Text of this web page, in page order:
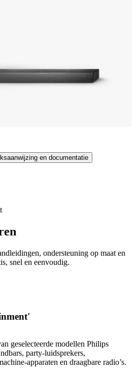
en documentatie
ondersteuning op maat en
snel en eenvoudig.
geselecteerde modellen Philips
party-luidsprekers,
apparaten en draagbare radio’s.